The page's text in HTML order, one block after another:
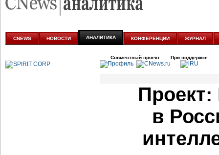
аналитике
CNEWS НОВОСТИ АНАЛИТИКА КОНФЕРЕНЦИИ ЖУРНАЛ
Совместный проект При поддержке
в